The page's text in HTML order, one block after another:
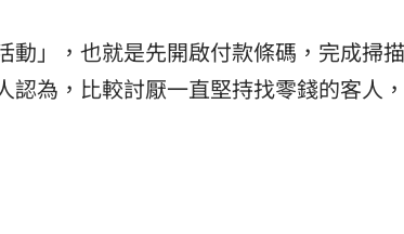
」，也就是先開啟付款條碼，完成掃
認為，比較討厭一直堅持找零錢的客人